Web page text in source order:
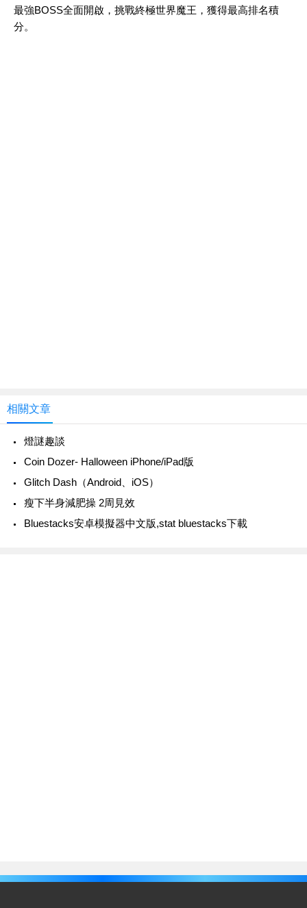
最強BOSS全面開啟，挑戰終極世界魔王，獲得最高排名積
分。
相關文章
燈謎趣談
Coin Dozer- Halloween iPhone/iPad版
‎Glitch Dash（Android、iOS）
瘦下半身減肥操 2周見效
Bluestacks安卓模擬器中文版,stat bluestacks下載